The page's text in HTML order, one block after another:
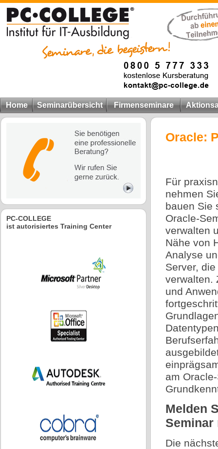
Home Seminarübersicht Firmenseminare
PC-COLLEGE
ist autorisiertes Training Center
Oracle:
Für
nehmen
bauen Sie
Oracle-
verwalten
Nähe von
Analyse
Server,
verwalten.
und
am
Melden
Seminar
Die